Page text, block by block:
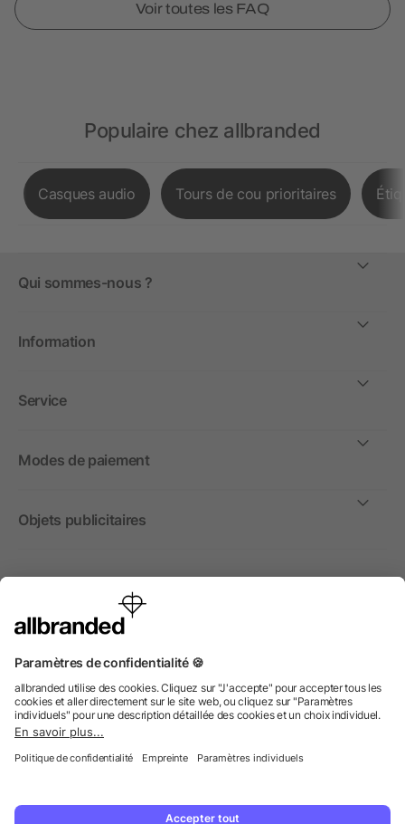
Voir toutes les FAQ
Populaire chez allbranded
Casques audio Tours de cou prioritaires
Qui sommes-nous ?
Information
Service
Modes de paiement
Objets publicitaires
International
Nous commercialisons nos objets publicitaires et articles
non aux personnes privées.